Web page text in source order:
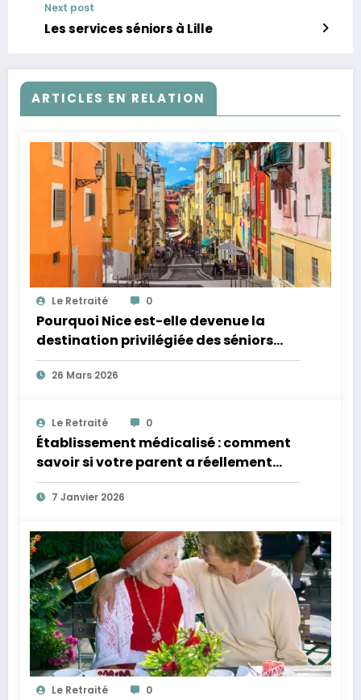
Next post
Les services séniors à Lille
ARTICLES EN RELATION
Le Retraité 0
Pourquoi Nice est-elle devenue la
destination privilégiée des séniors
pour une retraite active et
ensoleillée ?
26 Mars 2026
Le Retraité 0
Établissement médicalisé : comment
savoir si votre parent a réellement
besoin d’un niveau de soins renforcé ?
7 Janvier 2026
Le Retraité 0